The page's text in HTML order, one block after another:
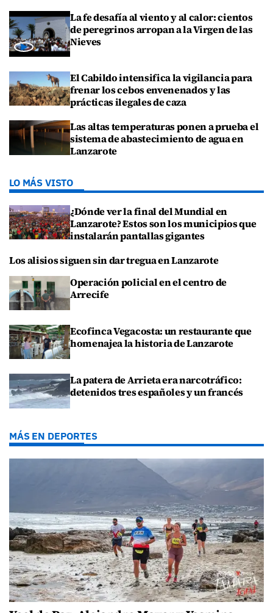
La fe desafía al viento y al calor: cientos
de peregrinos arropan a la Virgen de las
Nieves
El Cabildo intensifica la vigilancia para
frenar los cebos envenenados y las
prácticas ilegales de caza
Las altas temperaturas ponen a prueba el
sistema de abastecimiento de agua en
Lanzarote
LO MÁS VISTO
¿Dónde ver la final del Mundial en
Lanzarote? Estos son los municipios que
instalarán pantallas gigantes
Los alisios siguen sin dar tregua en Lanzarote
Operación policial en el centro de
Arrecife
Ecofinca Vegacosta: un restaurante que
homenajea la historia de Lanzarote
La patera de Arrieta era narcotráfico:
detenidos tres españoles y un francés
MÁS EN DEPORTES